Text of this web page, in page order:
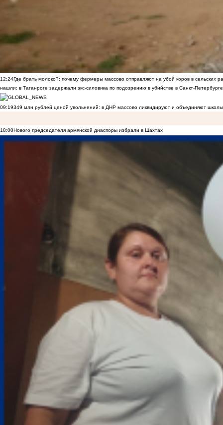
12:24Где брать молоко?: почему фермеры массово отправляют на убой коров в сельских
нашли: в Таганроге задержали экс-силовика по подозрению в убийстве в Санкт-Петербурге
09:19349 млн рублей ценой увольнений: в ДНР массово ликвидируют и объединяют
18:00Нового председателя армянской диаспоры избрали в Шахтах